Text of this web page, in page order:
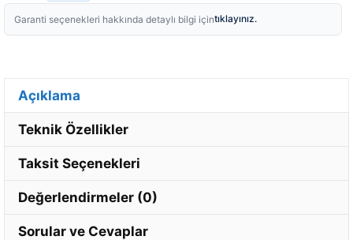
Garanti seçenekleri hakkında detaylı bilgi içintıklayınız.
Açıklama
Teknik Özellikler
Taksit Seçenekleri
Değerlendirmeler (0)
Sorular ve Cevaplar